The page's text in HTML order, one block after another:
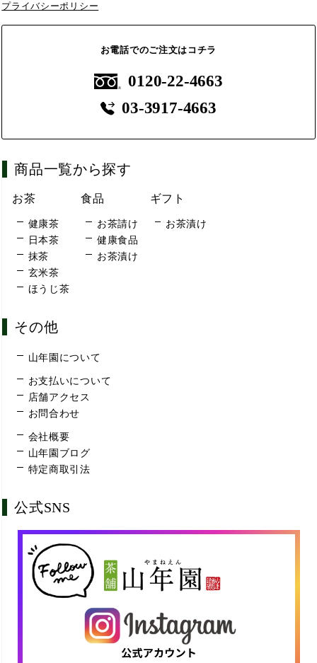
プライバシーポリシー
お電話でのご注文はコチラ
0120-22-4663
03-3917-4663
商品一覧から探す
お茶
健康茶
日本茶
抹茶
玄米茶
ほうじ茶
食品
お茶請け
健康食品
お茶漬け
ギフト
お茶漬け
その他
山年園について
お支払いについて
店舗アクセス
お問合わせ
会社概要
山年園ブログ
特定商取引法
公式SNS